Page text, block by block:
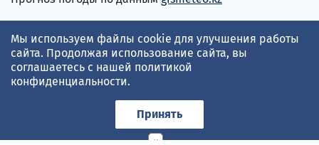
Принимаем карты
×
Мы используем файлы cookie для улучшения работы
сайта. Продолжая использование сайта, вы
соглашаетесь с нашей политикой
конфиденциальности.
Принять